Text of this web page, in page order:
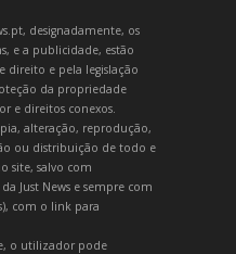
designadamente, os
e a publicidade, estão
direito e pela legislação
da propriedade
e direitos conexos.
alteração, reprodução,
ou distribuição de todo e
site, salvo com
Just News e sempre com
com o link para
o utilizador pode